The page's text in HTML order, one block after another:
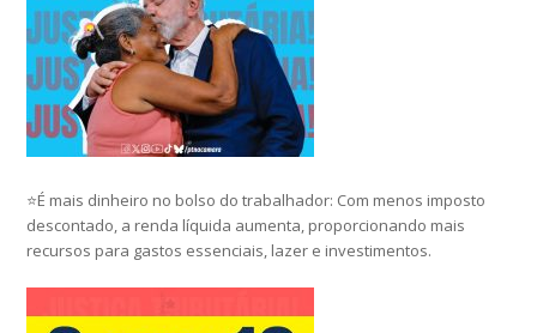
⭐É mais dinheiro no bolso do trabalhador: Com menos imposto
descontado, a renda líquida aumenta, proporcionando mais
recursos para gastos essenciais, lazer e investimentos.